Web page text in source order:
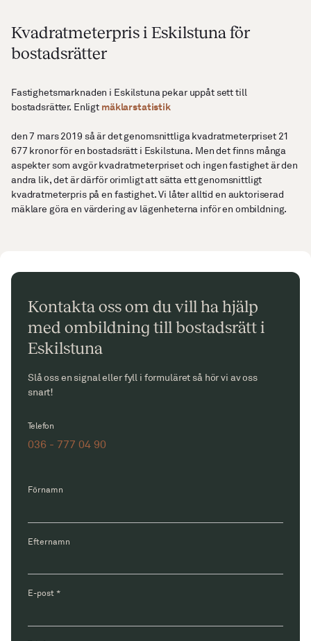
Kvadratmeterpris i Eskilstuna för
bostadsrätter
Fastighetsmarknaden i Eskilstuna pekar uppåt sett till
bostadsrätter. Enligt mäklarstatistik
den 7 mars 2019 så är det genomsnittliga kvadratmeterpriset 21
677 kronor för en bostadsrätt i Eskilstuna. Men det finns många
aspekter som avgör kvadratmeterpriset och ingen fastighet är den
andra lik, det är därför orimligt att sätta ett genomsnittligt
kvadratmeterpris på en fastighet. Vi låter alltid en auktoriserad
mäklare göra en värdering av lägenheterna inför en ombildning.
Kontakta oss om du vill ha hjälp
med ombildning till bostadsrätt i
Eskilstuna
Slå oss en signal eller fyll i formuläret så hör vi av oss
snart!
Telefon
036 - 777 04 90
Förnamn
Efternamn
E-post *